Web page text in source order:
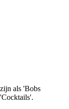
als 'Bobs